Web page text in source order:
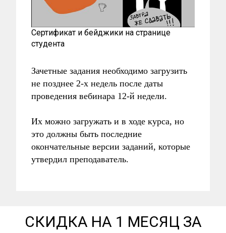
Сертификат и бейджики на странице
студента
Зачетные задания необходимо загрузить
не позднее 2-х недель после даты
проведения вебинара 12-й недели.
Их можно загружать и в ходе курса, но
это должны быть последние
окончательные версии заданий, которые
утвердил преподаватель.
СКИДКА НА 1 МЕСЯЦ ЗА